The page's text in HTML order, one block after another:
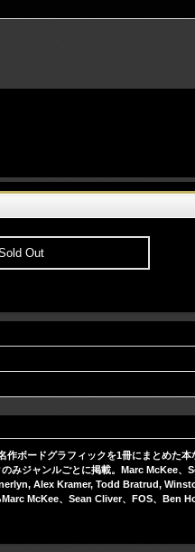
Out
ードグラフィックを1冊にまとめた
みジャンルごとに掲載。Marc McKee
Alex Kramer, Todd Bratrud,
Marc McKee、Sean Cliver、FOS、